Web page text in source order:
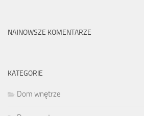
NAJNOWSZE KOMENTARZE
KATEGORIE
Dom wnętrze